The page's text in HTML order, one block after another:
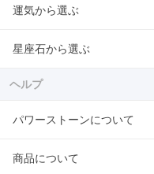
運気から選ぶ
星座石から選ぶ
ヘルプ
パワーストーンについて
商品について